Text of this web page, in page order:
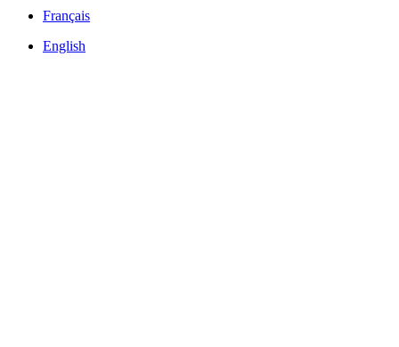
Français
English